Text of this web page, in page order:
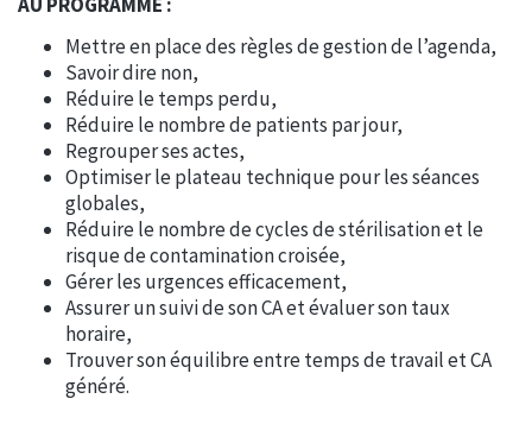
Mettre en place des règles de gestion de l’agenda,
Savoir dire non,
Réduire le temps perdu,
Réduire le nombre de patients par jour,
Regrouper ses actes,
Optimiser le plateau technique pour les séances
globales,
Réduire le nombre de cycles de stérilisation et le
risque de contamination croisée,
Gérer les urgences efficacement,
Assurer un suivi de son CA et évaluer son taux
horaire,
Trouver son équilibre entre temps de travail et CA
généré.